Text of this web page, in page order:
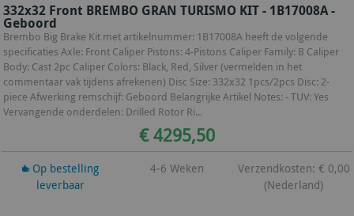
332x32 Front BREMBO GRAN TURISMO KIT - 1B17008A -
Geboord
Brembo Big Brake Kit met artikelnummer: 1B17008A heeft de volgende
specificaties Axle: Front Caliper Pistons: 4-Pistons Caliper Family: B Caliper
Body: Cast 2pc Caliper Colors: Black, Red, Silver (vermelden in het
commentaar vak tijdens afrekenen) Disc Size: 332x32 1pcs/2pcs Disc: 2-
piece Afwerking remschijf: Geboord Belangrijke Artikel Notes: - TUV: Yes
Vervangende onderdelen: Drilled Rotor Ri...
€ 4295,50
Op bestelling
leverbaar
4-6 Weken
Verzendkosten: € 0,00
(Nederland)